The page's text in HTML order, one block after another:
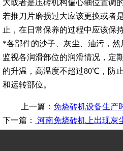
大或者是压砖机构偏心轴位置调
若推刀片磨损过大应该更换或者
止，在日常保养的过程中应该保
*各部件的沙子、灰尘、油污，
监视各润滑部位的润滑情况，定
的升温，高温度不超过80℃，防
和运转部位。
上一篇： 免烧砖机设备生产
下一篇：
河南免烧砖机上出现灰